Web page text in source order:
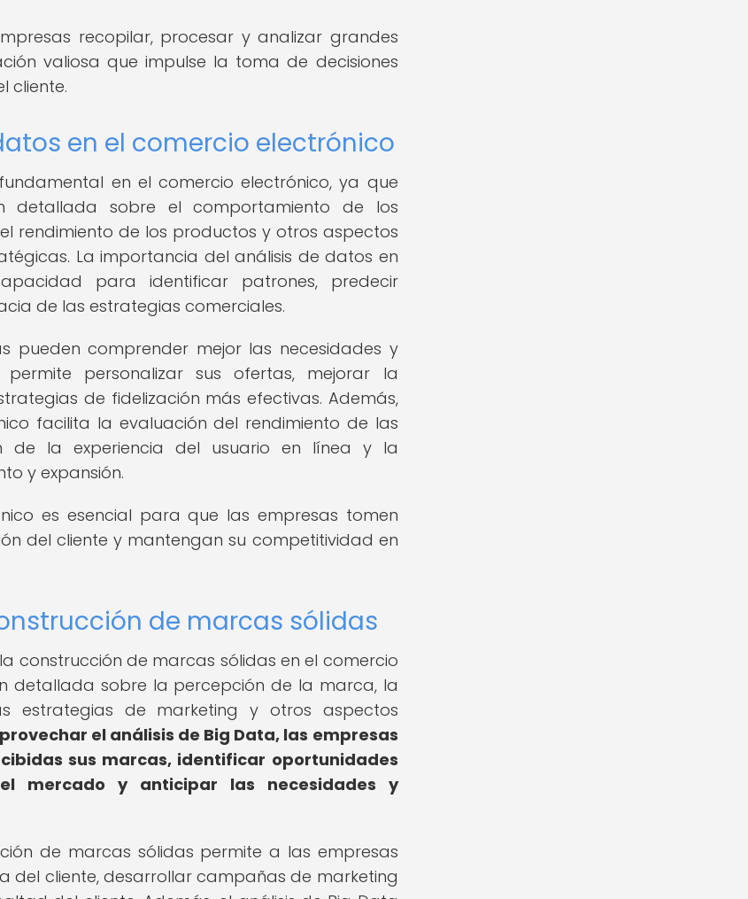
recopilar, procesar y analizar grandes
valiosa que impulse la toma de decisiones
cliente.
en el comercio electrónico
en el comercio electrónico, ya que
detallada sobre el comportamiento de los
rendimiento de los productos y otros aspectos
La importancia del análisis de datos en
para identificar patrones, predecir
de las estrategias comerciales.
pueden comprender mejor las necesidades y
personalizar sus ofertas, mejorar la
de fidelización más efectivas. Además,
facilita la evaluación del rendimiento de las
de la experiencia del usuario en línea y la
y expansión.
es esencial para que las empresas tomen
del cliente y mantengan su competitividad en
de marcas sólidas
construcción de marcas sólidas en el comercio
detallada sobre la percepción de la marca, la
estrategias de marketing y otros aspectos
el análisis de Big Data, las empresas
sus marcas, identificar oportunidades
mercado y anticipar las necesidades y
de marcas sólidas permite a las empresas
del cliente, desarrollar campañas de marketing